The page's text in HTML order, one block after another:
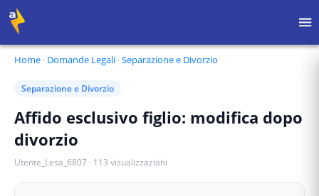
Home · Domande Legali ·Separazione e Divorzio
Separazione e Divorzio
Affido esclusivo figlio: modifica dopo
divorzio
Utente_Lesa_6807 · 113 visualizzazioni